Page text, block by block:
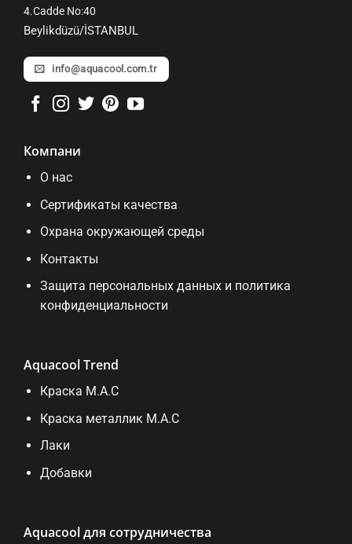
4.Cadde No:40
Beylikdüzü/İSTANBUL
info@aquacool.com.tr
Компани
О нас
Сертификаты качества
Охрана окружающей среды
Контакты
Защита персональных данных и политика
конфиденциальности
Aquacool Trend
Краска M.A.C
Краска металлик M.A.C
Лаки
Добавки
Aquacool для сотрудничества